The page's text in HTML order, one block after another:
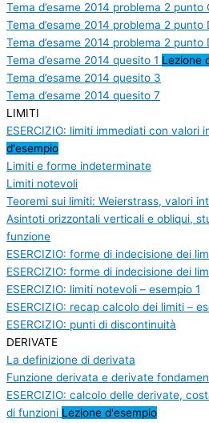
Tema d’esame 2014 problema 2 punto
Tema d’esame 2014 problema 2 punto
Tema d’esame 2014 problema 2 punto
Tema d’esame 2014 quesito 1 Lezione
Tema d’esame 2014 quesito 3
Tema d’esame 2014 quesito 7
LIMITI
ESERCIZIO: limiti immediati con valori
d'esempio
Limiti e forme indeterminate
Limiti notevoli
Teoremi sui limiti: Weierstrass, valori
Asintoti orizzontali verticali e obliqui,
funzione
ESERCIZIO: forme di indecisione dei
ESERCIZIO: forme di indecisione dei
ESERCIZIO: limiti notevoli – esempio 1
ESERCIZIO: recap calcolo dei limiti –
ESERCIZIO: punti di discontinuità
DERIVATE
La definizione di derivata
Funzione derivata e derivate
ESERCIZIO: calcolo delle derivate,
di funzioni Lezione d'esempio